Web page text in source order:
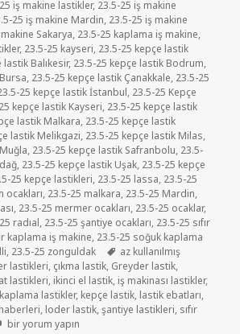
iş makine lastikler, 23.5-25 iş makine
25 iş makine Mardin, 23.5-25 iş makine
Sakarya, 23.5-25 kaplama iş makine,
, 23.5-25 kayseri, 23.5-25 kepçe lastik
Balıkesir, 23.5-25 kepçe lastik Bodrum,
, 23.5-25 kepçe lastik Çanakkale, 23.5-25
25 kepçe lastik İstanbul, 23.5-25 Kepçe
kepçe lastik Kayseri, 23.5-25 kepçe lastik
lastik Malkara, 23.5-25 kepçe lastik
lastik Melikgazi, 23.5-25 kepçe lastik Milas,
, 23.5-25 kepçe lastik Safranbolu, 23.5-
, 23.5-25 kepçe lastik Uşak, 23.5-25 kepçe
25 kepçe lastikleri, 23.5-25 lassa, 23.5-25
ocakları, 23.5-25 malkara, 23.5-25 Mardin,
, 23.5-25 mermer ocakları, 23.5-25 ocaklar,
radıal, 23.5-25 şantiye ocakları, 23.5-25 sıfır
kaplama iş makine, 23.5-25 soğuk kaplama
, 23.5-25 zonguldak Etiketler
az kullanılmış
lastikleri, çıkma lastik, Greyder lastik,
lastikleri, ikinci el lastik, iş makinası lastikler,
kaplama lastikler, kepçe lastik, lastik ebatları,
, loder lastik,şantiye lastikleri, sıfır
23.5-25 SATILIK İKİNCİ EL ÇIKMA LODER LASTİKLER
bir yorum yapın